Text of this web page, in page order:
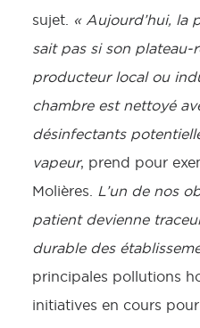
sujet.
« Aujourd’hui, la
sait pas si son plateau-
producteur local ou
chambre est nettoyé
désinfectants
vapeur, prend pour
Molières.
L’un de nos
patient devienne
durable des
principales pollutions
initiatives en cours pour